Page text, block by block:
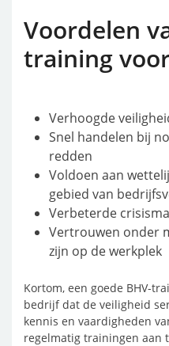
Voordelen
training
Verhoogde
Snel handelen bij
redden
Voldoen aan
gebied van
Verbeterde
Vertrouwen onder
zijn op de werkplek
Kortom, een goede BHV-
bedrijf dat de veiligheid
kennis en vaardigheden
regelmatig trainingen aan